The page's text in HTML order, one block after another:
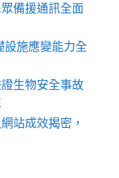
備援通訊全面
設施應變能力全
生物安全事故
站成效揭密，